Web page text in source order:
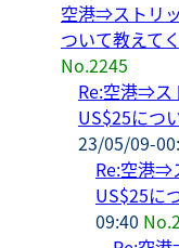
空港⇒ストリ
ついて教えて
No.2245
Re:空港⇒ス
US$25につ
23/05/09-
Re:空港⇒
US$25に
09:40